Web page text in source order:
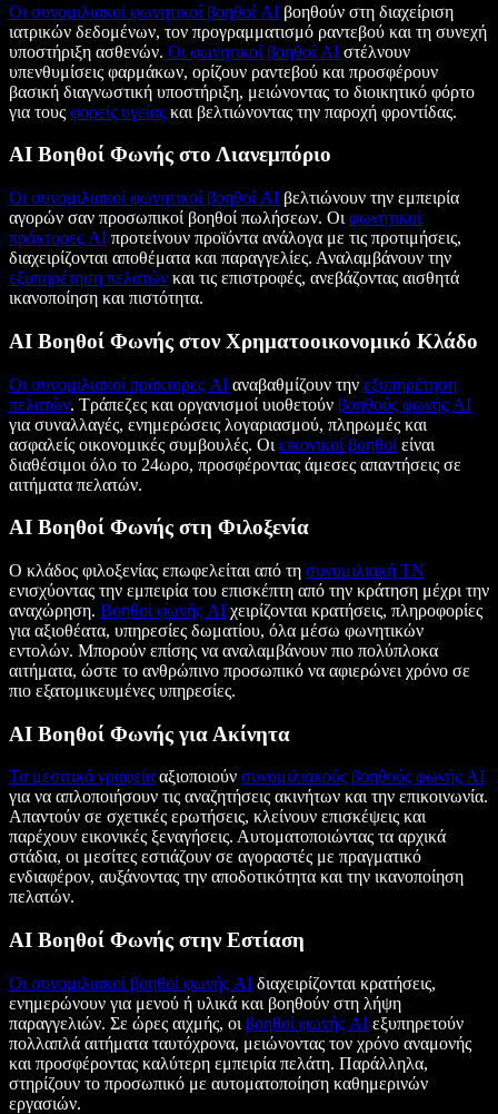
Οι συνομιλιακοί φωνητικοί βοηθοί AI βοηθούν στη διαχείριση
ιατρικών δεδομένων, τον προγραμματισμό ραντεβού και τη συνεχή
υποστήριξη ασθενών. Οι φωνητικοί βοηθοί AI στέλνουν
υπενθυμίσεις φαρμάκων, ορίζουν ραντεβού και προσφέρουν
βασική διαγνωστική υποστήριξη, μειώνοντας το διοικητικό φόρτο
για τους φορείς υγείας και βελτιώνοντας την παροχή φροντίδας.
AI Βοηθοί Φωνής στο Λιανεμπόριο
Οι συνομιλιακοί φωνητικοί βοηθοί AI βελτιώνουν την εμπειρία
αγορών σαν προσωπικοί βοηθοί πωλήσεων. Οι φωνητικοί
πράκτορες AI προτείνουν προϊόντα ανάλογα με τις προτιμήσεις,
διαχειρίζονται αποθέματα και παραγγελίες. Αναλαμβάνουν την
εξυπηρέτηση πελατών και τις επιστροφές, ανεβάζοντας αισθητά
ικανοποίηση και πιστότητα.
AI Βοηθοί Φωνής στον Χρηματοοικονομικό Κλάδο
Οι συνομιλιακοί πράκτορες AI αναβαθμίζουν την εξυπηρέτηση
πελατών. Τράπεζες και οργανισμοί υιοθετούν βοηθούς φωνής AI
για συναλλαγές, ενημερώσεις λογαριασμού, πληρωμές και
ασφαλείς οικονομικές συμβουλές. Οι εικονικοί βοηθοί είναι
διαθέσιμοι όλο το 24ωρο, προσφέροντας άμεσες απαντήσεις σε
αιτήματα πελατών.
AI Βοηθοί Φωνής στη Φιλοξενία
Ο κλάδος φιλοξενίας επωφελείται από τη συνομιλιακή ΤΝ
ενισχύοντας την εμπειρία του επισκέπτη από την κράτηση μέχρι την
αναχώρηση. Βοηθοί φωνής AI χειρίζονται κρατήσεις, πληροφορίες
για αξιοθέατα, υπηρεσίες δωματίου, όλα μέσω φωνητικών
εντολών. Μπορούν επίσης να αναλαμβάνουν πιο πολύπλοκα
αιτήματα, ώστε το ανθρώπινο προσωπικό να αφιερώνει χρόνο σε
πιο εξατομικευμένες υπηρεσίες.
AI Βοηθοί Φωνής για Ακίνητα
Τα μεσιτικά γραφεία αξιοποιούν συνομιλιακούς βοηθούς φωνής AI
για να απλοποιήσουν τις αναζητήσεις ακινήτων και την επικοινωνία.
Απαντούν σε σχετικές ερωτήσεις, κλείνουν επισκέψεις και
παρέχουν εικονικές ξεναγήσεις. Αυτοματοποιώντας τα αρχικά
στάδια, οι μεσίτες εστιάζουν σε αγοραστές με πραγματικό
ενδιαφέρον, αυξάνοντας την αποδοτικότητα και την ικανοποίηση
πελατών.
AI Βοηθοί Φωνής στην Εστίαση
Οι συνομιλιακοί βοηθοί φωνής AI διαχειρίζονται κρατήσεις,
ενημερώνουν για μενού ή υλικά και βοηθούν στη λήψη
παραγγελιών. Σε ώρες αιχμής, οι βοηθοί φωνής AI εξυπηρετούν
πολλαπλά αιτήματα ταυτόχρονα, μειώνοντας τον χρόνο αναμονής
και προσφέροντας καλύτερη εμπειρία πελάτη. Παράλληλα,
στηρίζουν το προσωπικό με αυτοματοποίηση καθημερινών
εργασιών.